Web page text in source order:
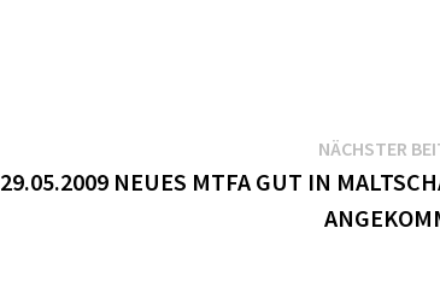
NÄCHSTER
29.05.2009 NEUES MTFA GUT IN